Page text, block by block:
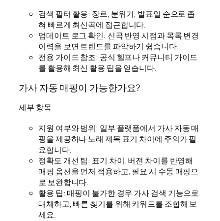
검색 필터 활용: 장르, 분위기, 발표일 순으로 좁
혀 빠르게 최신곡에 접근합니다.
업데이트 로그 확인: 신곡 반영 시점과 목록 변경
이력을 보면 트렌드를 파악하기 쉽습니다.
전용 가이드 참조: 공식 헬프나 커뮤니티 가이드
를 활용해 최신 활용 팁을 얻습니다.
가사 자동 매핑이 가능한가요?
세부 항목
지원 여부와 범위: 일부 플랫폼에서 가사 자동 매
핑을 제공하나 노래 제목 표기 차이에 주의가 필
요합니다.
정확도 개선 팁: 표기 차이, 버전 차이를 반영해
매핑 옵션을 먼저 적용하고, 필요 시 수동 매핑으
로 보완합니다.
활용 팁: 매핑이 불가한 경우 가사 검색 기능으로
대체하고, 빠른 찾기를 위해 키워드를 조합해 보
세요.